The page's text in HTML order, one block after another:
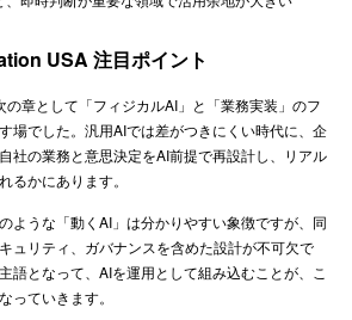
USA 注目ポイント
章として「フィジカルAI」と「業務実装」のフ
場でした。汎用AIでは差がつきにくい時代に、企
社の業務と意思決定をAI前提で再設計し、リアル
るかにあります。
ような「動くAI」は分かりやすい象徴ですが、同
ュリティ、ガバナンスを含めた設計が不可欠で
語となって、AIを運用として組み込むことが、こ
っていきます。